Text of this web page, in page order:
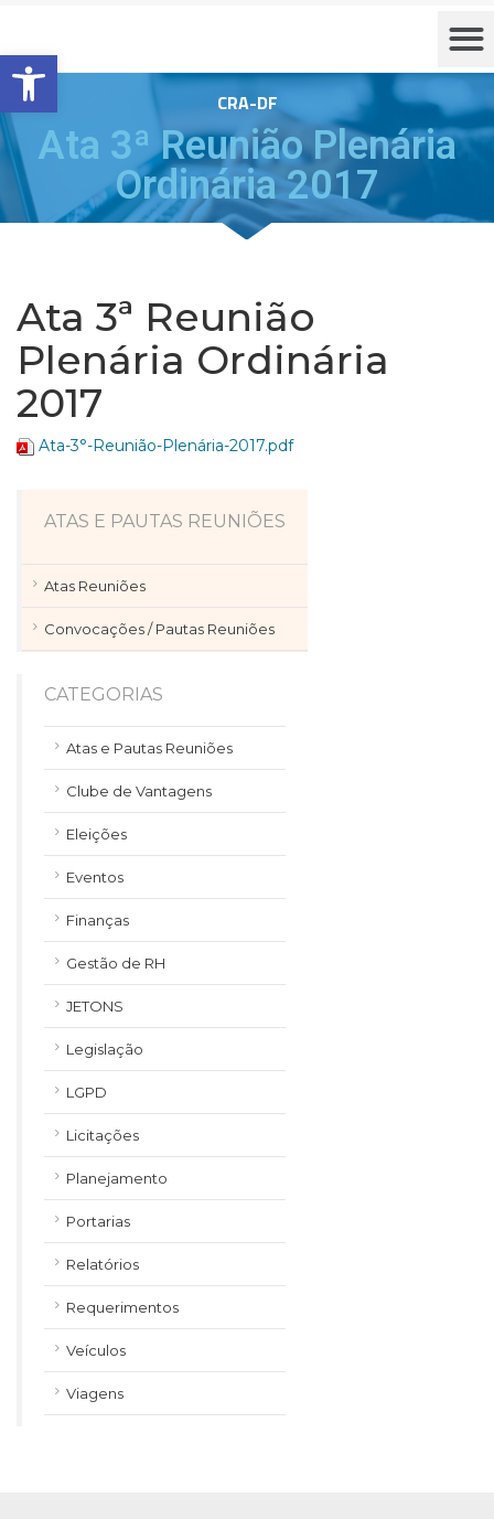
Barra de Ferramentas Aberta
CRA-DF
Ata 3ª Reunião Plenária
Ordinária 2017
Ata 3ª Reunião
Plenária Ordinária
2017
Ata-3°-Reunião-Plenária-2017.pdf
ATAS E PAUTAS REUNIÕES
Atas Reuniões
Convocações / Pautas Reuniões
CATEGORIAS
Atas e Pautas Reuniões
Clube de Vantagens
Eleições
Eventos
Finanças
Gestão de RH
JETONS
Legislação
LGPD
Licitações
Planejamento
Portarias
Relatórios
Requerimentos
Veículos
Viagens